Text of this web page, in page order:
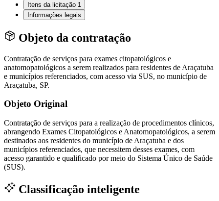
Itens da licitação 1
Informações legais
Objeto da contratação
Contratação de serviços para exames citopatológicos e
anatomopatológicos a serem realizados para residentes de Araçatuba
e municípios referenciados, com acesso via SUS, no município de
Araçatuba, SP.
Objeto Original
Contratação de serviços para a realização de procedimentos clínicos,
abrangendo Exames Citopatológicos e Anatomopatológicos, a serem
destinados aos residentes do município de Araçatuba e dos
municípios referenciados, que necessitem desses exames, com
acesso garantido e qualificado por meio do Sistema Único de Saúde
(SUS).
Classificação inteligente